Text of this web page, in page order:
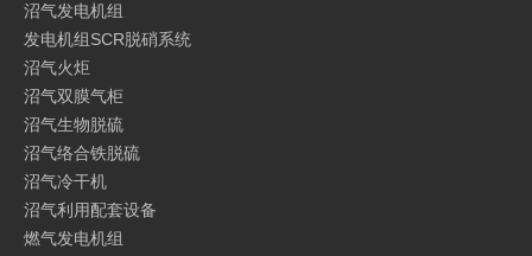
沼气发电机组
发电机组SCR脱硝系统
沼气火炬
沼气双膜气柜
沼气生物脱硫
沼气络合铁脱硫
沼气冷干机
沼气利用配套设备
燃气发电机组